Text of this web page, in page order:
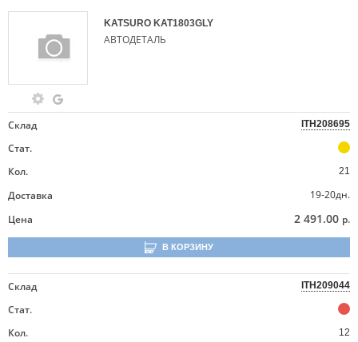
KATSURO KAT1803GLY
АВТОДЕТАЛЬ
Склад ITH208695
Стат.
Кол.
21
Доставка
19-20дн.
Цена
2 491.00 р.
В КОРЗИНУ
Склад ITH209044
Стат.
Кол.
12